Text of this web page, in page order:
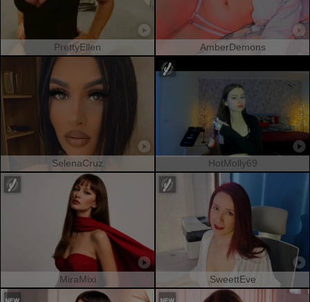
PrettyEllen AmberDemons
SelenaCruz HotMolly69
MiraMixi SweettEve